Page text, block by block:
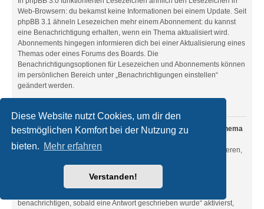
Diese Website nutzt Cookies, um dir den
bestmöglichen Komfort bei der Nutzung zu
bieten. Mehr erfahren
Verstanden!
Web-Browsern: du bekamst keine Informationen bei einem Update. Seit
phpBB 3.1 ähneln Lesezeichen mehr einem Abonnement: du kannst
eine Benachrichtigung erhalten, wenn ein Thema aktualisiert wird.
Abonnements hingegen informieren dich bei einer Aktualisierung eines
Themas oder eines Forums des Boards. Die
Benachrichtigungsoptionen für Lesezeichen und Abonnements können
im persönlichen Bereich unter „Benachrichtigungen einstellen“
geändert werden.
Wie kann ich ein Lesezeichen auf ein Thema setzen oder ein Thema
Du kannst ein Lesezeichen auf ein Thema setzen oder es abonnieren,
Diskussionsverlaufs des Themas befinden.
benachrichtigen, sobald eine Antwort geschrieben wurde“ aktivierst,